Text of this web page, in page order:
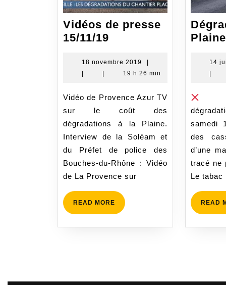
Vidéos de presse
15/11/19
presse
15/11/19
18 novembre 2019
18
novembre
19 h 26 min
Vidéo de Provence Azur TV
sur le coût des
dégradations à la Plaine.
Interview de la Soléam et
du Préfet de police des
Bouches-du-Rhône : Vidéo
de La Provence sur
READ MORE READ
MORE
14
samedi
des
d’une
tracé ne
Le tabac
READ